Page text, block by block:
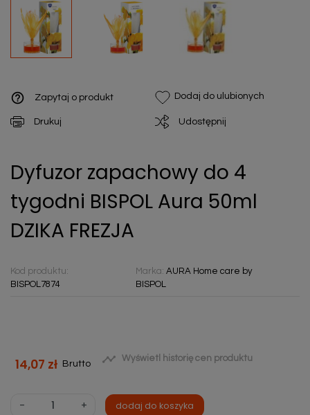
help_outline Zapytaj o produkt Dodaj do ulubionych
Drukuj Udostępnij
Dyfuzor zapachowy do 4
tygodni BISPOL Aura 50ml
DZIKA FREZJA
Kod produktu:
BISPOL7874
Marka:AURA Home care by
BISPOL
14,07 zł Brutto  Wyświetl historię cen produktu
- + dodaj do koszyka